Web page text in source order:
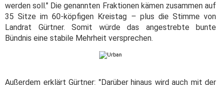
werden soll." Die genannten Fraktionen kämen zusammen auf
35 Sitze im 60-köpfigen Kreistag – plus die Stimme von
Landrat Gürtner. Somit würde das angestrebte bunte
Bündnis eine stabile Mehrheit versprechen.
Außerdem erklärt Gürtner: "Darüber hinaus wird auch mit der